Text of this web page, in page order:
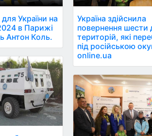
України на
в Парижі
Антон Коль.
Україна здійснила
повернення шести
територій, які
під російською
online.ua